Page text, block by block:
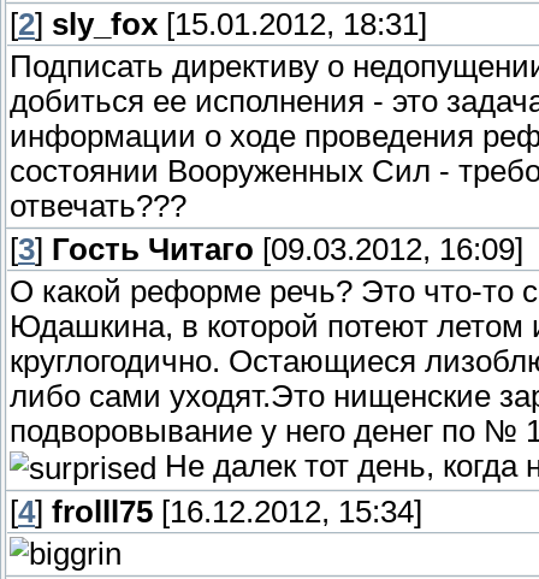
[2] sly_fox [15.01.2012, 18:31]
Подписать директиву о
добиться ее исполнения - это
информации о ходе проведения
состоянии Вооруженных Сил -
отвечать???
[3] Гость Читаго [09.03.2012, 16:09]
О какой реформе речь? Это что-то
Юдашкина, в которой потеют
круглогодично. Остающиеся
либо сами уходят.Это нищенские
подворовывание у него денег по №
Не далек тот день,
[4] frolll75 [16.12.2012, 15:34]